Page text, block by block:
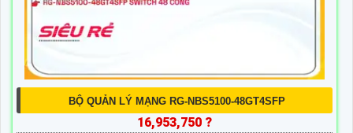
BỘ QUẢN LÝ MẠNG RG-NBS5100-48GT4SFP
16,953,750 ?